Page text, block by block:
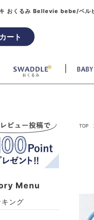
おくるみ Bellevie bebe/ベル
カート
TOP
Menu
キング